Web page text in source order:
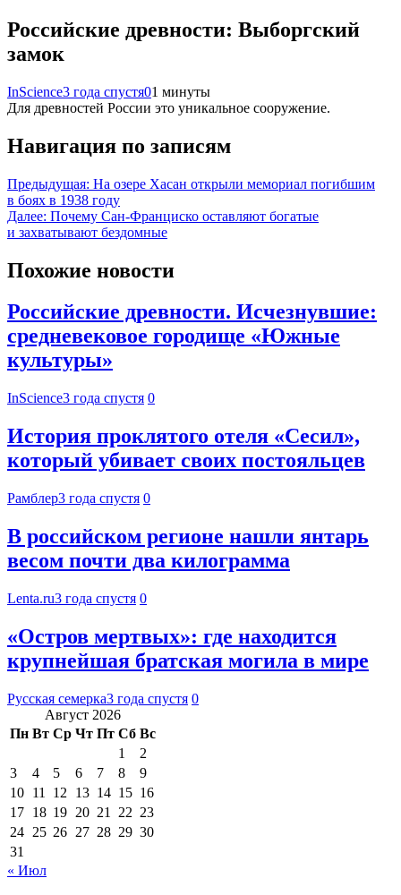
Российские древности: Выборгский
замок
InScience3 года спустя01 минуты
Для древностей России это уникальное сооружение.
Навигация по записям
Предыдущая: На озере Хасан открыли мемориал погибшим
в боях в 1938 году
Далее: Почему Сан-Франциско оставляют богатые
и захватывают бездомные
Похожие новости
Российские древности. Исчезнувшие:
средневековое городище «Южные
культуры»
InScience3 года спустя 0
История проклятого отеля «Сесил»,
который убивает своих постояльцев
Рамблер3 года спустя 0
В российском регионе нашли янтарь
весом почти два килограмма
Lenta.ru3 года спустя 0
«Остров мертвых»: где находится
крупнейшая братская могила в мире
Русская семерка3 года спустя 0
Август 2026
Пн Вт Ср Чт Пт Сб Вс
1
2
3
4 5 6 7 8
9
10 11 12 13 14 15 16
17 18 19 20 21 22 23
24 25 26 27 28 29 30
31
« Июл